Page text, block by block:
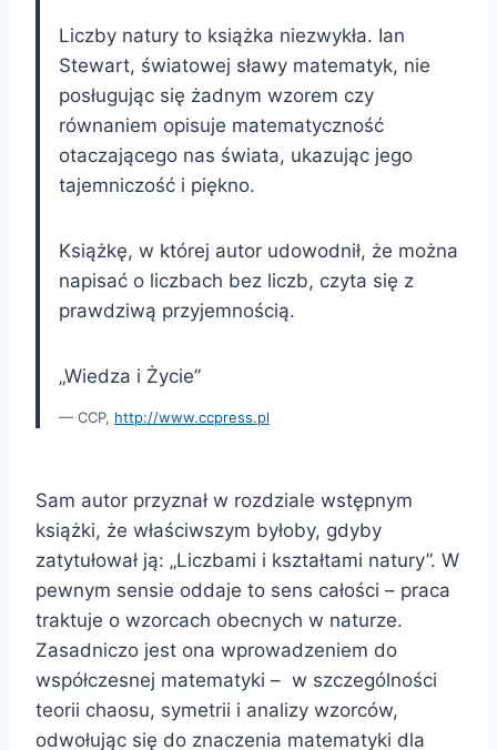
Liczby natury to książka niezwykła. Ian
Stewart, światowej sławy matematyk, nie
posługując się żadnym wzorem czy
równaniem opisuje matematyczność
otaczającego nas świata, ukazując jego
tajemniczość i piękno.
Książkę, w której autor udowodnił, że można
napisać o liczbach bez liczb, czyta się z
prawdziwą przyjemnością.
„Wiedza i Życie”
CCP, http://www.ccpress.pl
Sam autor przyznał w rozdziale wstępnym
książki, że właściwszym byłoby, gdyby
zatytułował ją: „Liczbami i kształtami natury”. W
pewnym sensie oddaje to sens całości – praca
traktuje o wzorcach obecnych w naturze.
Zasadniczo jest ona wprowadzeniem do
współczesnej matematyki – w szczególności
teorii chaosu, symetrii i analizy wzorców,
odwołując się do znaczenia matematyki dla